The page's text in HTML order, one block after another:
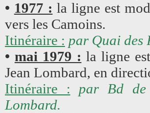
• 1977 : la ligne est
vers les Camoins.
Itinéraire : par Quai des
• mai 1979 : la ligne
Jean Lombard, en
Itinéraire :
par Bd de
Lombard.